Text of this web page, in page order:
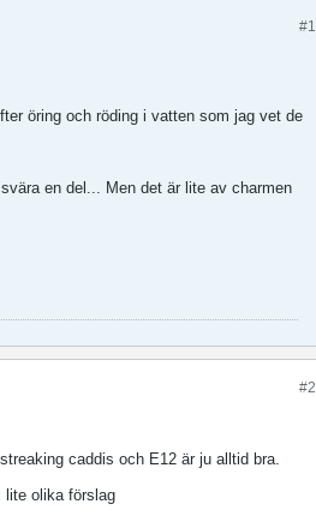
#1
öring och röding i vatten som jag vet de
en del... Men det är lite av charmen
#2
caddis och E12 är ju alltid bra.
lite olika förslag